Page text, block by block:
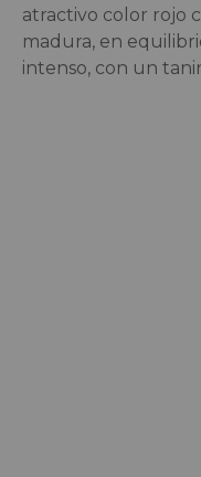
atractivo color rojo
madura, en
intenso, con un